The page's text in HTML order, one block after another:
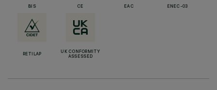
BIS CE EAC ENEC-03
RETILAP
UK CONFORMITY
ASSESSED